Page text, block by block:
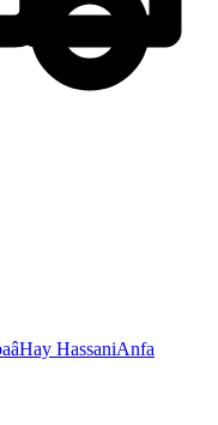
Hay HassaniAnfa